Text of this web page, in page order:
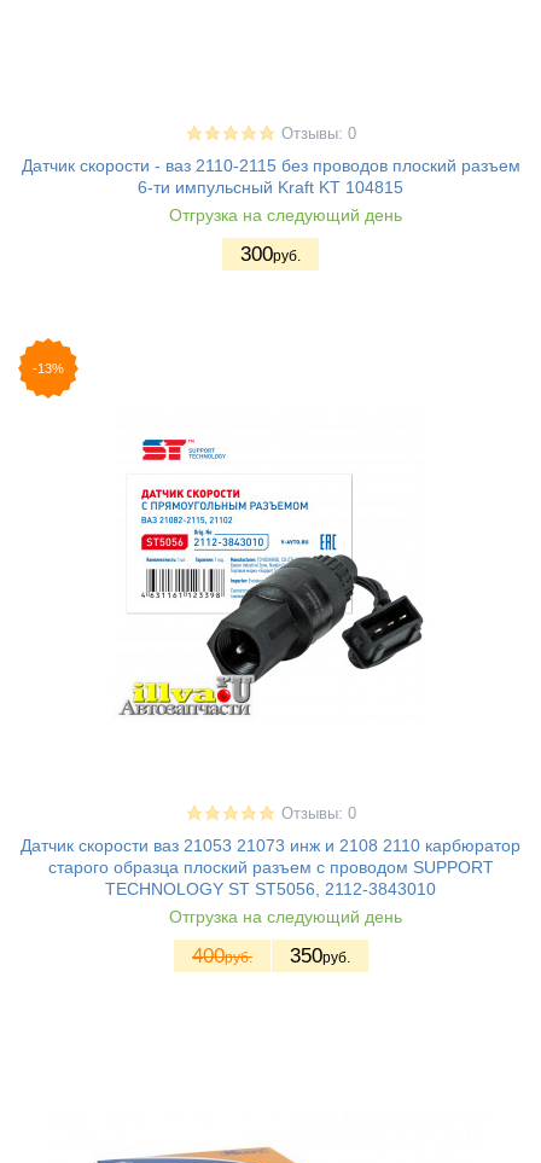
Отзывы: 0
Датчик скорости - ваз 2110-2115 без проводов плоский разъем
6-ти импульсный Kraft KT 104815
Отгрузка на следующий день
300руб.
-13%
Отзывы: 0
Датчик скорости ваз 21053 21073 инж и 2108 2110 карбюратор
старого образца плоский разъем с проводом SUPPORT
TECHNOLOGY ST ST5056, 2112-3843010
Отгрузка на следующий день
400руб. 350руб.